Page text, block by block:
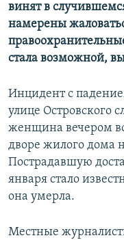
винят в
намерены
стала возможной,
Инцидент с
улице Островского
женщина вечером
дворе жилого дома
Пострадавшую
января стало
она умерла.
Местные